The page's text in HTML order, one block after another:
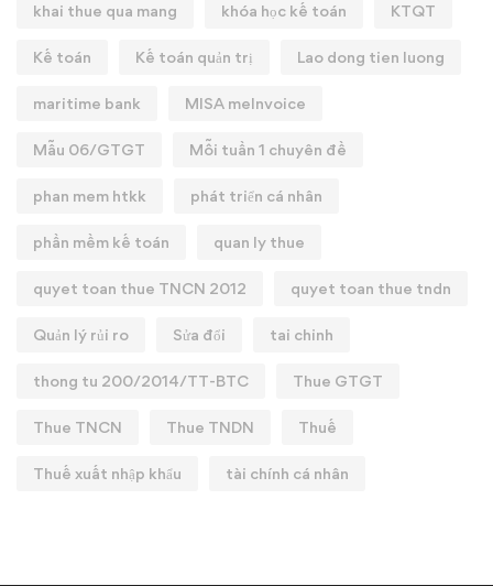
khai thue qua mang khóa học kế toán KTQT
Kế toán Kế toán quản trị Lao dong tien luong
maritime bank MISA meInvoice
Mẫu 06/GTGT Mỗi tuần 1 chuyên đề
phan mem htkk phát triển cá nhân
phần mềm kế toán quan ly thue
quyet toan thue TNCN 2012 quyet toan thue tndn
Quản lý rủi ro Sửa đổi tai chinh
thong tu 200/2014/TT-BTC Thue GTGT
Thue TNCN Thue TNDN Thuế
Thuế xuất nhập khẩu tài chính cá nhân